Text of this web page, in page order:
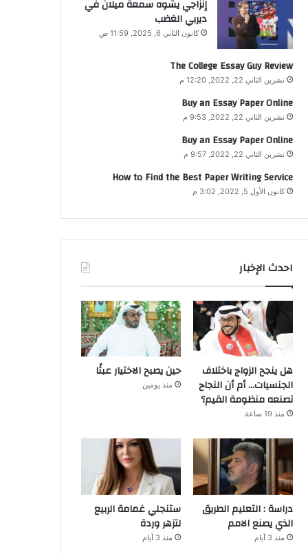
إنزاجي يشوه سمعة ميلان في
ديربي الغضب
كانون الثاني 6, 2025, 11:59 ص
The College Essay Guy Review
تشرين الثاني 22, 2022, 12:20 م
Buy an Essay Paper Online
تشرين الثاني 22, 2022, 9:53 م
Buy an Essay Paper Online
تشرين الثاني 22, 2022, 9:57 م
How to Find the Best Paper Writing Service
كانون الأول 5, 2022, 3:02 م
احدث الإخبار
هل ينجح الزواج باختلاف
الجنسيات… أم أن النجاح
تصنعه منظومة القيم؟
منذ 19 ساعة
حين يصبح الاختيار عبئًا
منذ يومين
دراسة : التعليم الطريق
الذي يصنع الامم
منذ 3 أيام
ستنجلي غمامة الربيع
لتزهر وردة
منذ 3 أيام